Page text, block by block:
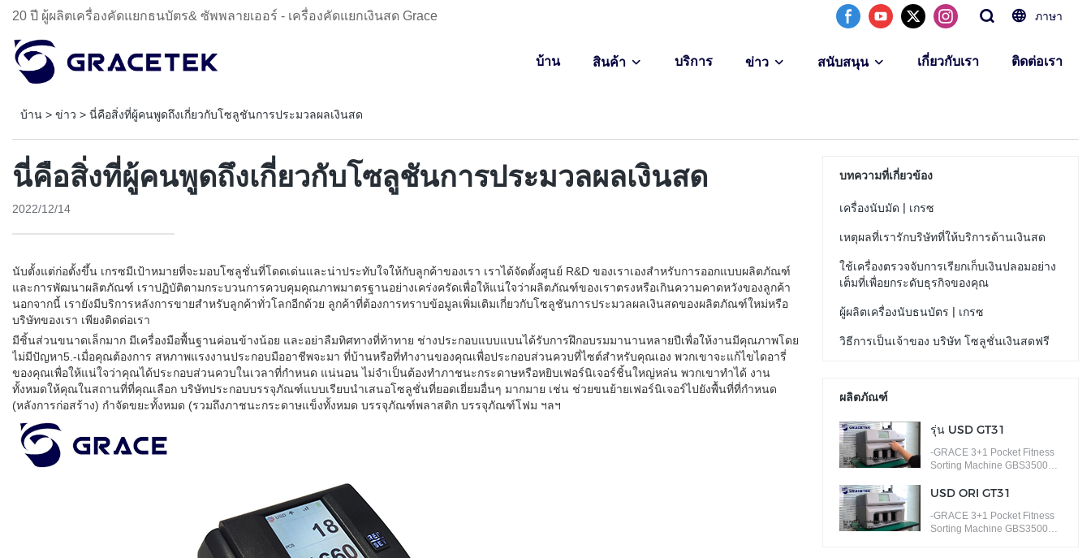
20 ปี ผู้ผลิตเครื่องคัดแยกธนบัตร& ซัพพลายเออร์ - เครื่องคัดแยกเงินสด Grace ภาษา
บ้าน สินค้า บริการ ข่าว สนับสนุน เกี่ยวกับเรา ติดต่อเรา
บ้าน > ข่าว > นี่คือสิ่งที่ผู้คนพูดถึงเกี่ยวกับโซลูชันการประมวลผลเงินสด
นี่คือสิ่งที่ผู้คนพูดถึงเกี่ยวกับโซลูชันการประมวลผลเงินสด
2022/12/14
นับตั้งแต่ก่อตั้งขึ้น เกรซมีเป้าหมายที่จะมอบโซลูชั่นที่โดดเด่นและน่าประทับใจให้กับลูกค้าของเรา เราได้จัดตั้งศูนย์ R&D ของเราเองสำหรับการออกแบบผลิตภัณฑ์
และการพัฒนาผลิตภัณฑ์ เราปฏิบัติตามกระบวนการควบคุมคุณภาพมาตรฐานอย่างเคร่งครัดเพื่อให้แน่ใจว่าผลิตภัณฑ์ของเราตรงหรือเกินความคาดหวังของลูกค้า
นอกจากนี้ เรายังมีบริการหลังการขายสำหรับลูกค้าทั่วโลกอีกด้วย ลูกค้าที่ต้องการทราบข้อมูลเพิ่มเติมเกี่ยวกับโซลูชันการประมวลผลเงินสดของผลิตภัณฑ์ใหม่หรือ
บริษัทของเรา เพียงติดต่อเรา
มีชิ้นส่วนขนาดเล็กมาก มีเครื่องมือพื้นฐานค่อนข้างน้อย และอย่าลืมทิศทางที่ท้าทาย ช่างประกอบแบบแบนได้รับการฝึกอบรมมานานหลายปีเพื่อให้งานมีคุณภาพโดย
ไม่มีปัญหา5.-เมื่อคุณต้องการ สหภาพแรงงานประกอบมืออาชีพจะมา ที่บ้านหรือที่ทำงานของคุณเพื่อประกอบส่วนควบที่ไซต์สำหรับคุณเอง พวกเขาจะแก้ไขไดอารี่
ของคุณเพื่อให้แน่ใจว่าคุณได้ประกอบส่วนควบในเวลาที่กำหนด แน่นอน ไม่จำเป็นต้องทำภาชนะกระดาษหรือหยิบเฟอร์นิเจอร์ชิ้นใหญ่หล่น พวกเขาทำได้ งาน
ทั้งหมดให้คุณในสถานที่ที่คุณเลือก บริษัทประกอบบรรจุภัณฑ์แบบเรียบนำเสนอโซลูชั่นที่ยอดเยี่ยมอื่นๆ มากมาย เช่น ช่วยขนย้ายเฟอร์นิเจอร์ไปยังพื้นที่ที่กำหนด
(หลังการก่อสร้าง) กำจัดขยะทั้งหมด (รวมถึงภาชนะกระดาษแข็งทั้งหมด บรรจุภัณฑ์พลาสติก บรรจุภัณฑ์โฟม ฯลฯ
บทความที่เกี่ยวข้อง
เครื่องนับมัด | เกรซ
เหตุผลที่เรารักบริษัทที่ให้บริการด้านเงินสด
ใช้เครื่องตรวจจับการเรียกเก็บเงินปลอมอย่าง
เต็มที่เพื่อยกระดับธุรกิจของคุณ
ผู้ผลิตเครื่องนับธนบัตร | เกรซ
วิธีการเป็นเจ้าของ บริษัท โซลูชั่นเงินสดฟรี
ผลิตภัณฑ์
รุ่น USD GT31
-GRACE 3+1 Pocket Fitness
Sorting Machine GBS3500
เวอร์ชันต่างๆ
USD ORI GT31
-GRACE 3+1 Pocket Fitness
Sorting Machine GBS3500